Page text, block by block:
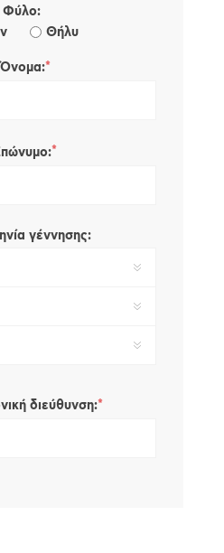
Φύλο:
Θήλυ
Όνομα:*
*
γέννησης:
διεύθυνση:*